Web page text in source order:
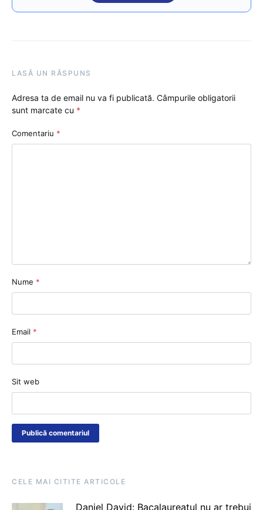
LASĂ UN RĂSPUNS
Adresa ta de email nu va fi publicată. Câmpurile obligatorii
sunt marcate cu *
Comentariu *
Nume *
Email *
Sit web
CELE MAI CITITE ARTICOLE
Daniel David: Bacalaureatul nu ar trebui